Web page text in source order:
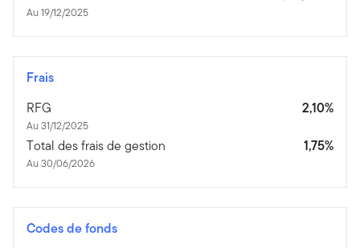
Au 19/12/2025
Frais
RFG
Au 31/12/2025
2,10%
Total des frais de gestion
Au 30/06/2026
1,75%
Codes de fonds